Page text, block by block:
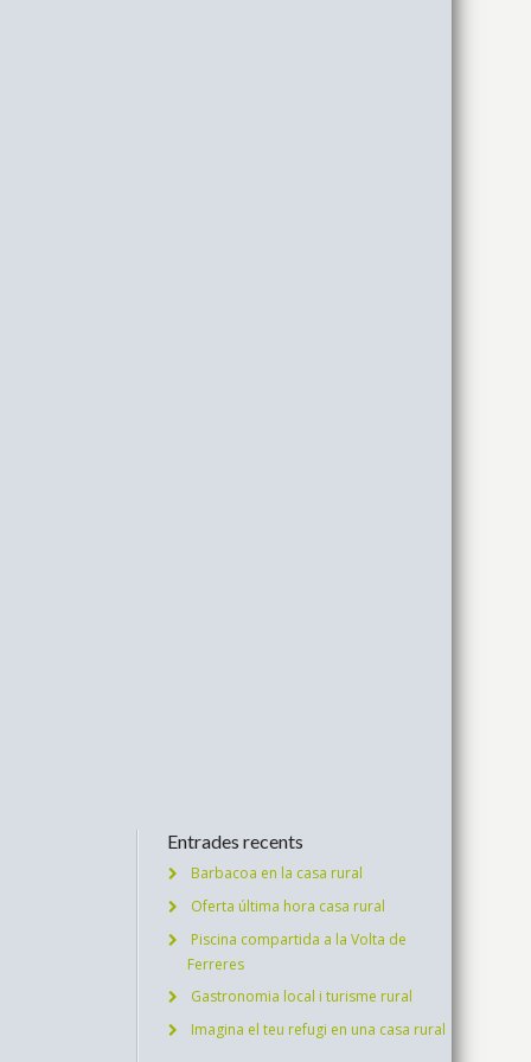
Entrades recents
Barbacoa en la casa rural
Oferta última hora casa rural
Piscina compartida a la Volta de
Ferreres
Gastronomia local i turisme rural
Imagina el teu refugi en una casa rural